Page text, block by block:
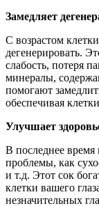
Замедляет
С возрастом
дегенерировать.
слабость, потеря
минералы,
помогают
обеспечивая
Улучшает
В последнее
проблемы, как
и т.д. Этот сок
клетки вашего
незначительных